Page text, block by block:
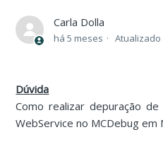
Carla Dolla
há 5 meses Atualizado
Dúvida
Como realizar depuração
WebService no MCDebug em